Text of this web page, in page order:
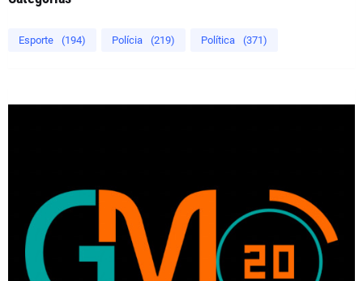
Esporte (194) Polícia (219) Política (371)